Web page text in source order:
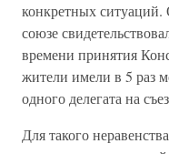
конкретных ситуаций.
союзе
времени принятия
жители имели в 5 раз
одного делегата на
Для такого